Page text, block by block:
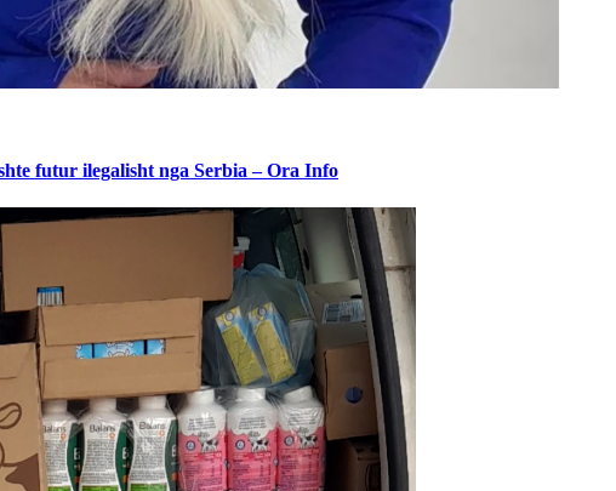
futur ilegalisht nga Serbia – Ora Info